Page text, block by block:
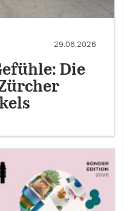
29.06.2026
Die